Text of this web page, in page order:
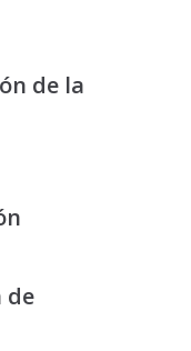
de la
de